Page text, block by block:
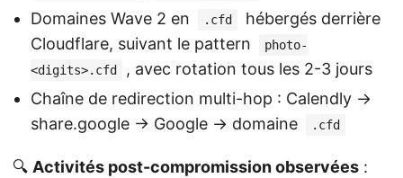
Domaines Wave 2 en .cfd
hébergés derrière
Cloudflare, suivant le pattern
photo-
<digits>.cfd
, avec rotation tous les 2-3 jours
Chaîne de redirection multi-hop : Calendly →
share.google → Google → domaine
.cfd
🔍 Activités post-compromission observées :